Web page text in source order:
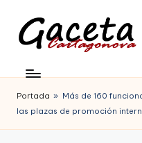
Saltar
contenido
c
e
Gaceta
Cartagonova,
La
Portada » Más de 160
las plazas de promoción